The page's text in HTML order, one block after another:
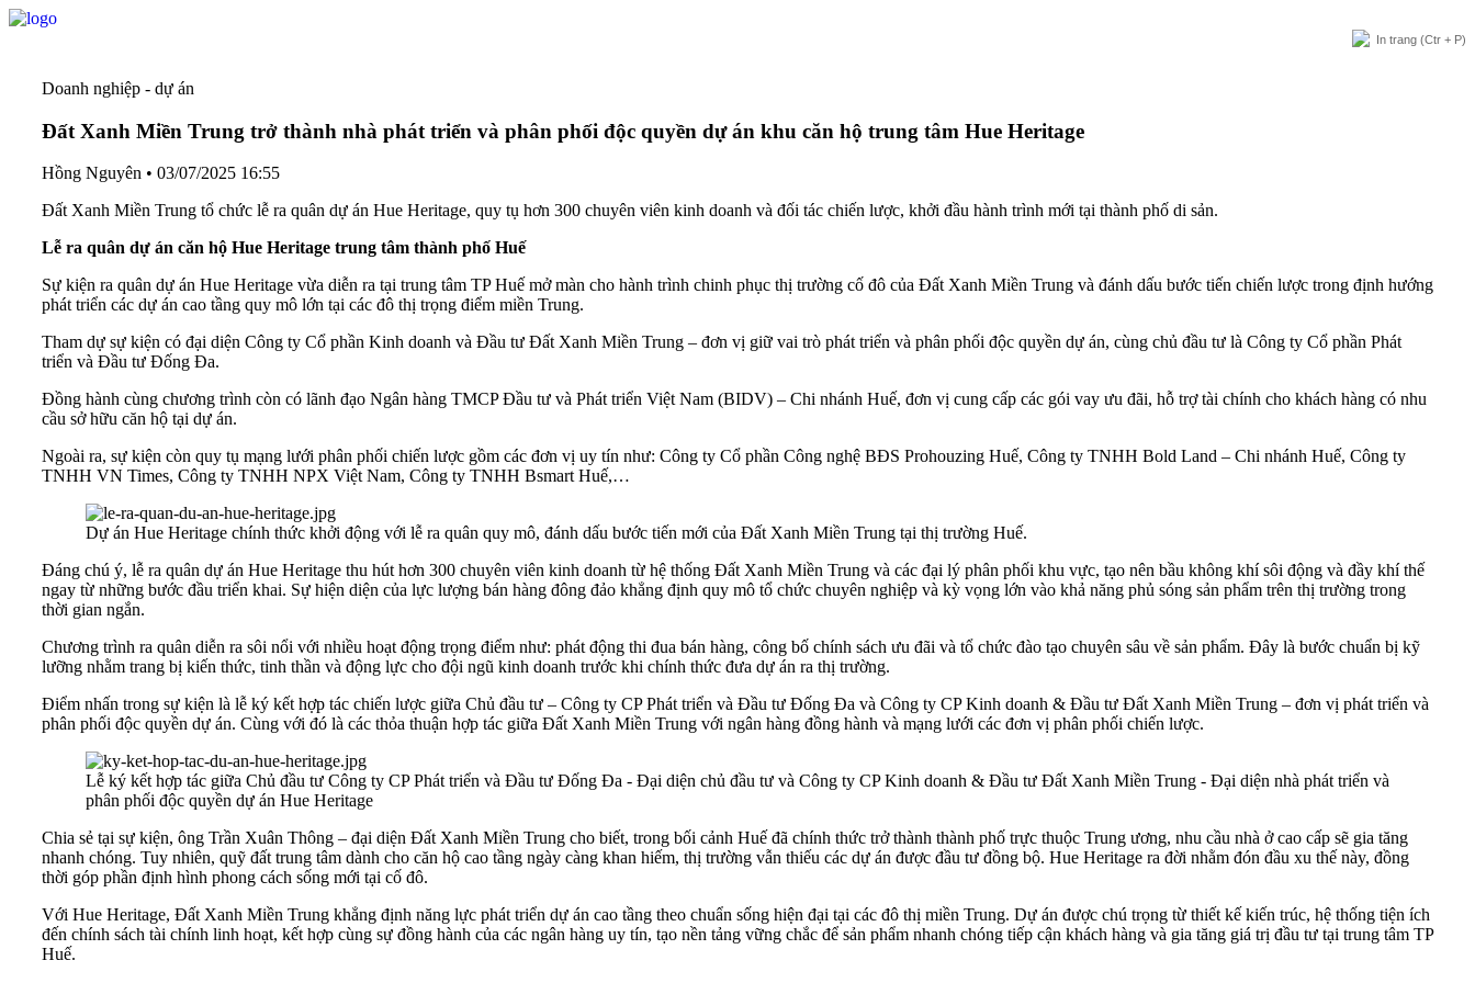
In trang (Ctr + P)
Doanh nghiệp - dự án
Đất Xanh Miền Trung trở thành nhà phát triển và phân phối độc quyền dự án khu căn hộ trung tâm Hue Heritage
Hồng Nguyên • 03/07/2025 16:55
Đất Xanh Miền Trung tổ chức lễ ra quân dự án Hue Heritage, quy tụ hơn 300 chuyên viên kinh doanh và đối tác chiến lược, khởi đầu hành trình mới tại thành phố di sản.
Lễ ra quân dự án căn hộ Hue Heritage trung tâm thành phố Huế
Sự kiện ra quân dự án Hue Heritage vừa diễn ra tại trung tâm TP Huế mở màn cho hành trình chinh phục thị trường cố đô của Đất Xanh Miền Trung và đánh dấu bước tiến chiến lược trong định hướng
phát triển các dự án cao tầng quy mô lớn tại các đô thị trọng điểm miền Trung.
Tham dự sự kiện có đại diện Công ty Cổ phần Kinh doanh và Đầu tư Đất Xanh Miền Trung – đơn vị giữ vai trò phát triển và phân phối độc quyền dự án, cùng chủ đầu tư là Công ty Cổ phần Phát
triển và Đầu tư Đống Đa.
Đồng hành cùng chương trình còn có lãnh đạo Ngân hàng TMCP Đầu tư và Phát triển Việt Nam (BIDV) – Chi nhánh Huế, đơn vị cung cấp các gói vay ưu đãi, hỗ trợ tài chính cho khách hàng có nhu
cầu sở hữu căn hộ tại dự án.
Ngoài ra, sự kiện còn quy tụ mạng lưới phân phối chiến lược gồm các đơn vị uy tín như: Công ty Cổ phần Công nghệ BĐS Prohouzing Huế, Công ty TNHH Bold Land – Chi nhánh Huế, Công ty
TNHH VN Times, Công ty TNHH NPX Việt Nam, Công ty TNHH Bsmart Huế,…
Dự án Hue Heritage chính thức khởi động với lễ ra quân quy mô, đánh dấu bước tiến mới của Đất Xanh Miền Trung tại thị trường Huế.
Đáng chú ý, lễ ra quân dự án Hue Heritage thu hút hơn 300 chuyên viên kinh doanh từ hệ thống Đất Xanh Miền Trung và các đại lý phân phối khu vực, tạo nên bầu không khí sôi động và đầy khí thế
ngay từ những bước đầu triển khai. Sự hiện diện của lực lượng bán hàng đông đảo khẳng định quy mô tổ chức chuyên nghiệp và kỳ vọng lớn vào khả năng phủ sóng sản phẩm trên thị trường trong
thời gian ngắn.
Chương trình ra quân diễn ra sôi nổi với nhiều hoạt động trọng điểm như: phát động thi đua bán hàng, công bố chính sách ưu đãi và tổ chức đào tạo chuyên sâu về sản phẩm. Đây là bước chuẩn bị kỹ
lưỡng nhằm trang bị kiến thức, tinh thần và động lực cho đội ngũ kinh doanh trước khi chính thức đưa dự án ra thị trường.
Điểm nhấn trong sự kiện là lễ ký kết hợp tác chiến lược giữa Chủ đầu tư – Công ty CP Phát triển và Đầu tư Đống Đa và Công ty CP Kinh doanh & Đầu tư Đất Xanh Miền Trung – đơn vị phát triển và
phân phối độc quyền dự án. Cùng với đó là các thỏa thuận hợp tác giữa Đất Xanh Miền Trung với ngân hàng đồng hành và mạng lưới các đơn vị phân phối chiến lược.
Lễ ký kết hợp tác giữa Chủ đầu tư Công ty CP Phát triển và Đầu tư Đống Đa - Đại diện chủ đầu tư và Công ty CP Kinh doanh & Đầu tư Đất Xanh Miền Trung - Đại diện nhà phát triển và
phân phối độc quyền dự án Hue Heritage
Chia sẻ tại sự kiện, ông Trần Xuân Thông – đại diện Đất Xanh Miền Trung cho biết, trong bối cảnh Huế đã chính thức trở thành thành phố trực thuộc Trung ương, nhu cầu nhà ở cao cấp sẽ gia tăng
nhanh chóng. Tuy nhiên, quỹ đất trung tâm dành cho căn hộ cao tầng ngày càng khan hiếm, thị trường vẫn thiếu các dự án được đầu tư đồng bộ. Hue Heritage ra đời nhằm đón đầu xu thế này, đồng
thời góp phần định hình phong cách sống mới tại cố đô.
Với Hue Heritage, Đất Xanh Miền Trung khẳng định năng lực phát triển dự án cao tầng theo chuẩn sống hiện đại tại các đô thị miền Trung. Dự án được chú trọng từ thiết kế kiến trúc, hệ thống tiện ích
đến chính sách tài chính linh hoạt, kết hợp cùng sự đồng hành của các ngân hàng uy tín, tạo nền tảng vững chắc để sản phẩm nhanh chóng tiếp cận khách hàng và gia tăng giá trị đầu tư tại trung tâm TP
Huế.